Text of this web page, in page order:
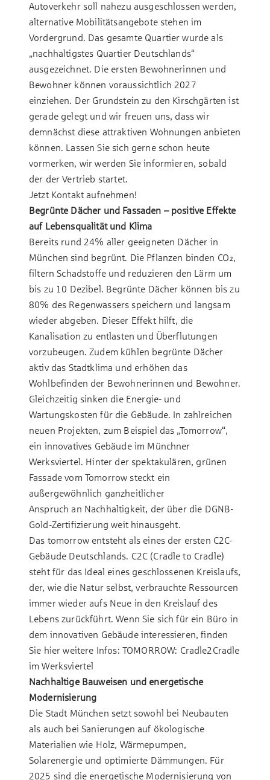
Autoverkehr soll nahezu ausgeschlossen werden,
alternative Mobilitätsangebote stehen im
Vordergrund. Das gesamte Quartier wurde als
„nachhaltigstes Quartier Deutschlands“
ausgezeichnet. Die ersten Bewohnerinnen und
Bewohner können voraussichtlich 2027
einziehen. Der Grundstein zu den Kirschgärten ist
gerade gelegt und wir freuen uns, dass wir
demnächst diese attraktiven Wohnungen anbieten
können. Lassen Sie sich gerne schon heute
vormerken, wir werden Sie informieren, sobald
der der Vertrieb startet.
Jetzt Kontakt aufnehmen!
Begrünte Dächer und Fassaden – positive Effekte
auf Lebensqualität und Klima
Bereits rund 24% aller geeigneten Dächer in
München sind begrünt. Die Pflanzen binden CO₂,
filtern Schadstoffe und reduzieren den Lärm um
bis zu 10 Dezibel. Begrünte Dächer können bis zu
80% des Regenwassers speichern und langsam
wieder abgeben. Dieser Effekt hilft, die
Kanalisation zu entlasten und Überflutungen
vorzubeugen. Zudem kühlen begrünte Dächer
aktiv das Stadtklima und erhöhen das
Wohlbefinden der Bewohnerinnen und Bewohner.
Gleichzeitig sinken die Energie- und
Wartungskosten für die Gebäude. In zahlreichen
neuen Projekten, zum Beispiel das „Tomorrow“,
ein innovatives Gebäude im Münchner
Werksviertel. Hinter der spektakulären, grünen
Fassade vom Tomorrow steckt ein
außergewöhnlich ganzheitlicher
Anspruch an Nachhaltigkeit, der über die DGNB-
Gold-Zertifizierung weit hinausgeht.
Das tomorrow entsteht als eines der ersten C2C-
Gebäude Deutschlands. C2C (Cradle to Cradle)
steht für das Ideal eines geschlossenen Kreislaufs,
der, wie die Natur selbst, verbrauchte Ressourcen
immer wieder aufs Neue in den Kreislauf des
Lebens zurückführt. Wenn Sie sich für ein Büro in
dem innovativen Gebäude interessieren, finden
Sie hier weitere Infos: TOMORROW: Cradle2Cradle
im Werksviertel
Nachhaltige Bauweisen und energetische
Modernisierung
Die Stadt München setzt sowohl bei Neubauten
als auch bei Sanierungen auf ökologische
Materialien wie Holz, Wärmepumpen,
Solarenergie und optimierte Dämmungen. Für
2025 sind die energetische Modernisierung von